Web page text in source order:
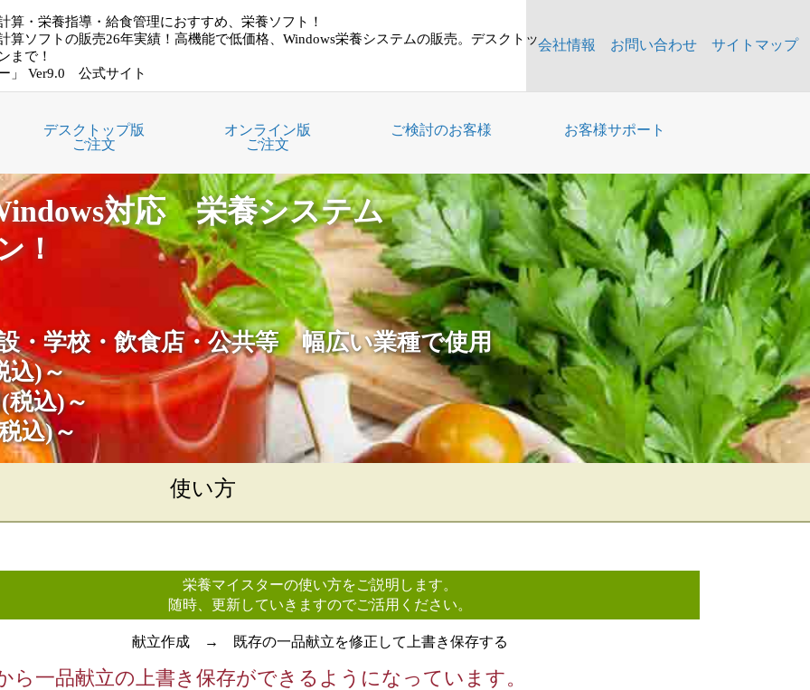
会社情報 お問い合わせ サイトマップ
算・栄養指導・給食管理におすすめ、栄養ソフト！
算ソフトの販売26年実績！高機能で低価格、Windows栄養システムの販売。デスクトッ
まで！
」 Ver9.0 公式サイト
デスクトップ版
ご注文
オンライン版
ご注文
ご検討のお客様 お客様サポート
対応 栄養システム
！
・学校・飲食店・公共等 幅広い業種で使用
込)～
税込)～
込)～
使い方
栄養マイスターの使い方をご説明します。
随時、更新していきますのでご活用ください。
献立作成 → 既存の一品献立を修正して上書き保存する
ら一品献立の上書き保存ができるようになっています。